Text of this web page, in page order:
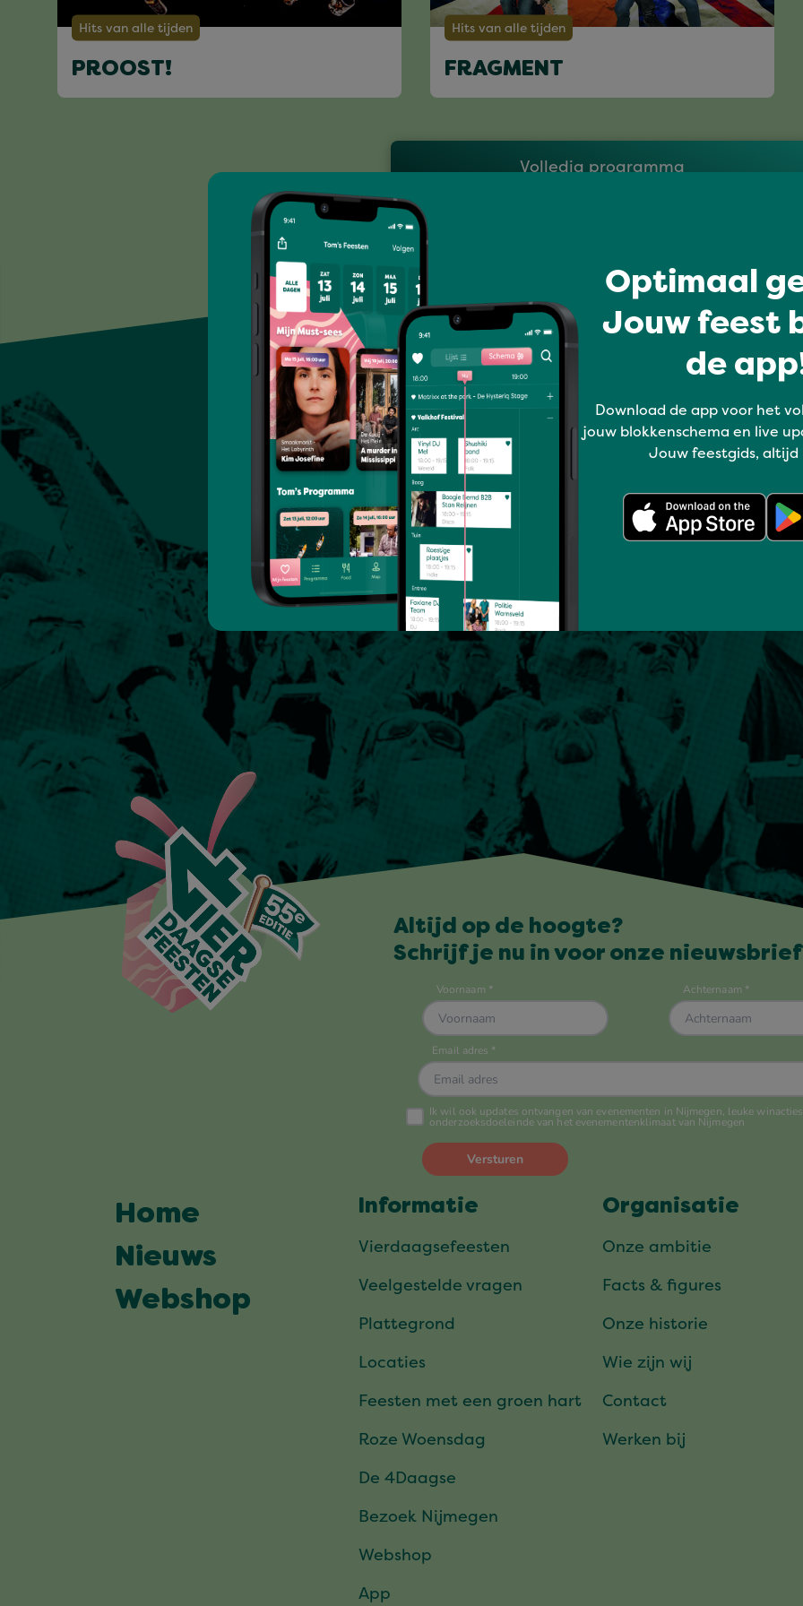
Hits van alle tijden
PROOST!
Hits van alle tijden
FRAGMENT
Volledig programma
Optimaal
Jouw feest
de
Download de app voor het
jouw blokkenschema en live
Jouw feestgids, altijd
Altijd op de hoogte?
Schrijf je nu in voor onze
Home
Nieuws
Webshop
Informatie
Vierdaagsefeesten
Veelgestelde vragen
Plattegrond
Locaties
Feesten met een groen hart
Roze Woensdag
De 4Daagse
Bezoek Nijmegen
Webshop
App
Organisatie
Onze ambitie
Facts & figures
Onze historie
Wie zijn wij
Contact
Werken bij